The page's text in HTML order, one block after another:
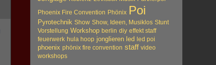
Phoenix Fire Convention Phönix Poi
Pyrotechnik Show Show, Ideen, Musiklos Stunt
Vorstellung Workshop berlin diy effekt staff
feuerwerk hula hoop jonglieren led led poi
phoenix phönix fire convention staff video
workshops